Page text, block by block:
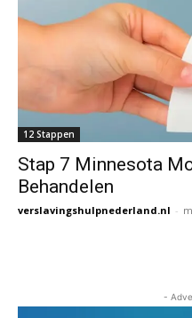
12 Stappen
Stap 7 Minnesota
Behandelen
verslavingshulpnederland.nl -
-